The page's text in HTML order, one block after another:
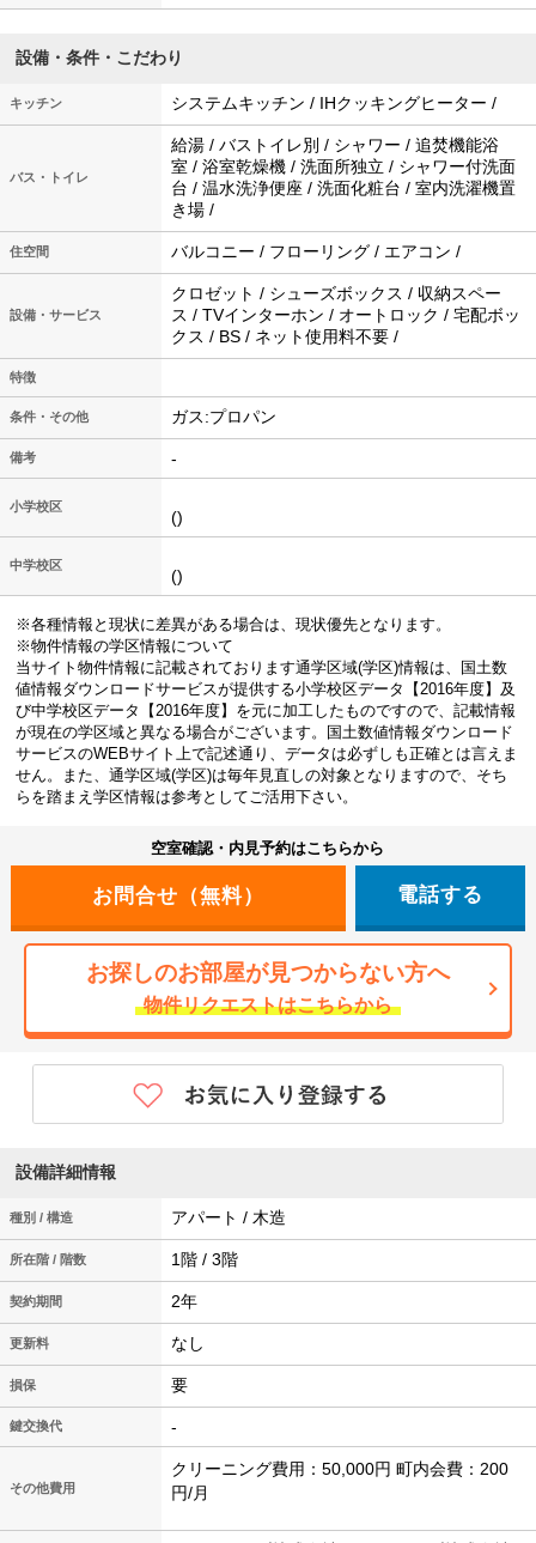
設備・条件・こだわり
キッチン システムキッチン / IHクッキングヒーター /
バス・トイレ
給湯 / バストイレ別 / シャワー / 追焚機能浴
室 / 浴室乾燥機 / 洗面所独立 / シャワー付洗面
台 / 温水洗浄便座 / 洗面化粧台 / 室内洗濯機置
き場 /
住空間 バルコニー / フローリング / エアコン /
設備・サービス
クロゼット / シューズボックス / 収納スペー
ス / TVインターホン / オートロック / 宅配ボッ
クス / BS / ネット使用料不要 /
特徴
条件・その他 ガス:プロパン
備考 -
小学校区
()
中学校区
()
※各種情報と現状に差異がある場合は、現状優先となります。
※物件情報の学区情報について
当サイト物件情報に記載されております通学区域(学区)情報は、国土数
値情報ダウンロードサービスが提供する小学校区データ【2016年度】及
び中学校区データ【2016年度】を元に加工したものですので、記載情報
が現在の学区域と異なる場合がございます。国土数値情報ダウンロード
サービスのWEBサイト上で記述通り、データは必ずしも正確とは言えま
せん。また、通学区域(学区)は毎年見直しの対象となりますので、そち
らを踏まえ学区情報は参考としてご活用下さい。
空室確認・内見予約はこちらから
電話する
お探しのお部屋が見つからない方へ
物件リクエストはこちらから
設備詳細情報
種別 / 構造 アパート / 木造
所在階 / 階数 1階 / 3階
契約期間 2年
更新料 なし
損保 要
鍵交換代 -
その他費用
クリーニング費用：50,000円 町内会費：200
円/月